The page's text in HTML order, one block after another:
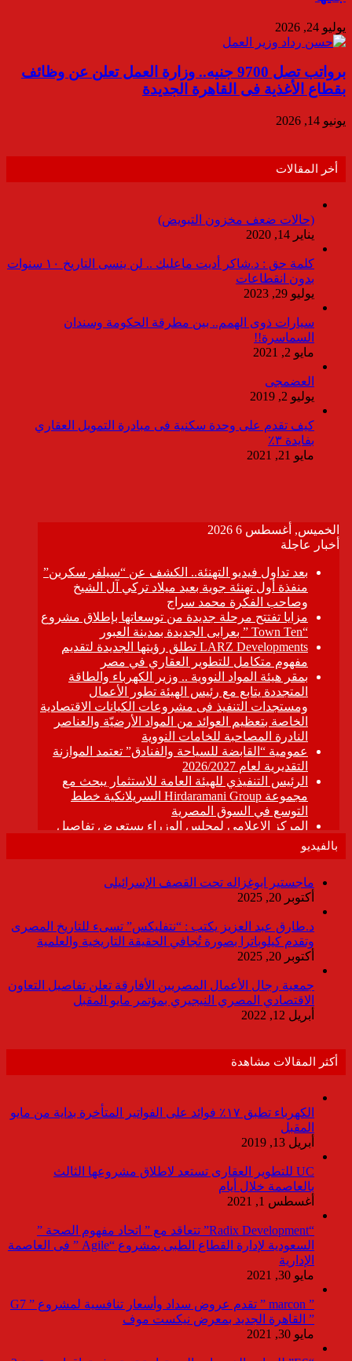
يوليو 24, 2026
برواتب تصل 9700 جنيه.. وزارة العمل تعلن عن وظائف
بقطاع الأغذية فى القاهرة الجديدة
يونيو 14, 2026
أخر المقالات
(حالات ضعف مخزون التبويض)
يناير 14, 2020
كلمة حق : د.شاكر أديت ماعليك .. لن ينسى التاريخ ١٠ سنوات
بدون انقطاعات
يوليو 29, 2023
سيارات ذوى الهمم.. بين مطرقة الحكومة وسندان
السماسرة!!
مايو 2, 2021
العضمجى
يوليو 2, 2019
كيف تقدم على وحدة سكنية فى مبادرة التمويل العقاري
بفايدة ٣٪
مايو 21, 2021
بالفيديو
ماجستير ابوغزاله تحت القصف الإسرائيلى
أكتوبر 20, 2025
د.طارق عبد العزيز يكتب : “نتفليكس” تسىء للتاريخ المصرى
وتقدم كيلوباترا بصورة تُجافي الحقيقة التاريخية والعلمية
أكتوبر 20, 2025
جمعية رجال الأعمال المصريين الأفارقة تعلن تفاصيل التعاون
الاقتصادي المصري النيجيري بمؤتمر مايو المقبل
أبريل 12, 2022
أكثر المقالات مشاهدة
الكهرباء تطبق ١٧٪ فوائد على الفواتير المتأخرة بداية من مايو
المقبل
أبريل 13, 2019
UC للتطوير العقارى تستعد لاطلاق مشروعها الثالث
بالعاصمة خلال أيام
أغسطس 1, 2021
“Radix Development” تتعاقد مع ” اتحاد مفهوم الصحة ”
السعودية لإدارة القطاع الطبى بمشروع “Agile ” فى العاصمة
الإدارية
مايو 30, 2021
” marcon ” تقدم عروض سداد وأسعار تنافسية لمشروع ” G7
” القاهرة الجديد بمعرض نيكست موف
مايو 30, 2021